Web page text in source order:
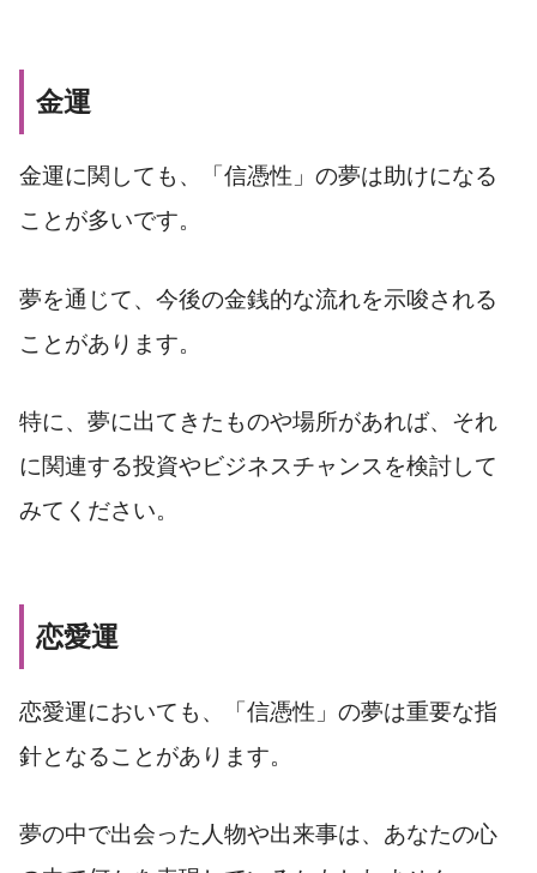
金運
金運に関しても、「信憑性」の夢は助けになる
ことが多いです。
夢を通じて、今後の金銭的な流れを示唆される
ことがあります。
特に、夢に出てきたものや場所があれば、それ
に関連する投資やビジネスチャンスを検討して
みてください。
恋愛運
恋愛運においても、「信憑性」の夢は重要な指
針となることがあります。
夢の中で出会った人物や出来事は、あなたの心